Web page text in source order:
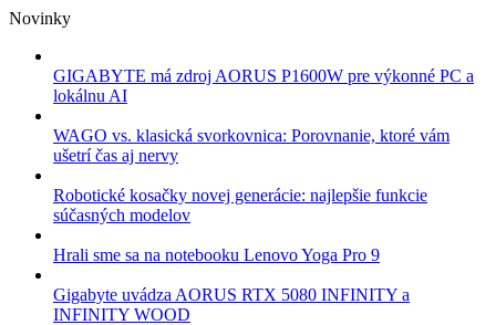
Skip
content
Novinky
GIGABYTE má zdroj AORUS P1600W pre výkonné PC a
lokálnu AI
WAGO vs. klasická svorkovnica: Porovnanie, ktoré vám
ušetrí čas aj nervy
Robotické kosačky novej generácie: najlepšie funkcie
súčasných modelov
Hrali sme sa na notebooku Lenovo Yoga Pro 9
Gigabyte uvádza AORUS RTX 5080 INFINITY a
INFINITY WOOD